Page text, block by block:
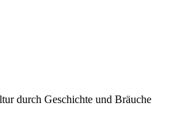
durch Geschichte und Bräuche